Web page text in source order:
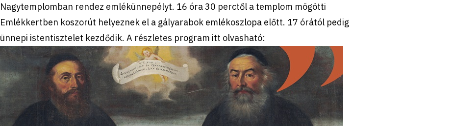
Nagytemplomban rendez emlékünnepélyt. 16 óra 30 perctől a templom mögötti
Emlékkertben koszorút helyeznek el a gályarabok emlékoszlopa előtt. 17 órától pedig
ünnepi istentisztelet kezdődik. A részletes program itt olvasható: